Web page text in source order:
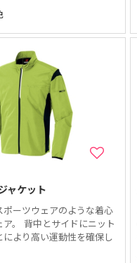
ャケット
ポーツウェアのような着心
。 背中とサイドにニット
により高い運動性を確保し